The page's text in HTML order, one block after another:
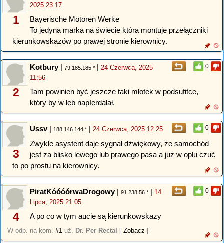
1
2025 23:17
Bayerische Motoren Werke
To jedyna marka na świecie która montuje przełączniki
kierunkowskazów po prawej stronie kierownicy.
0
2
Kotbury| 79.185.185.* | 24 Czerwca, 2025
11:56
Tam powinien być jeszcze taki młotek w podsufitce,
który by w łeb napìerdalał.
0
3
Ussv| 188.146.144.* | 24 Czerwca, 2025 12:25
Zwykle asystent daje sygnał dźwiękowy, że samochód
jest za blisko lewego lub prawego pasa a już w oplu czuć
to po prostu na kierownicy.
0
4
PiratKóóóórwaDrogowy| 91.238.56.* | 14
Lipca, 2025 21:05
A po co w tym aucie są kierunkowskazy
W odp. na kom. #1 uż. Dr. Per Rectal [ Zobacz ]